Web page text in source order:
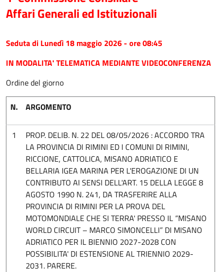
Affari Generali ed Istituzionali
Seduta di Lunedì 18 maggio 2026 - ore 08:45
IN MODALITA' TELEMATICA MEDIANTE VIDEOCONFERENZA
Ordine del giorno
N. ARGOMENTO
1
PROP. DELIB. N. 22 DEL 08/05/2026 : ACCORDO TRA
LA PROVINCIA DI RIMINI ED I COMUNI DI RIMINI,
RICCIONE, CATTOLICA, MISANO ADRIATICO E
BELLARIA IGEA MARINA PER L'EROGAZIONE DI UN
CONTRIBUTO AI SENSI DELL'ART. 15 DELLA LEGGE 8
AGOSTO 1990 N. 241, DA TRASFERIRE ALLA
PROVINCIA DI RIMINI PER LA PROVA DEL
MOTOMONDIALE CHE SI TERRA' PRESSO IL “MISANO
WORLD CIRCUIT – MARCO SIMONCELLI” DI MISANO
ADRIATICO PER IL BIENNIO 2027-2028 CON
POSSIBILITA' DI ESTENSIONE AL TRIENNIO 2029-
2031. PARERE.